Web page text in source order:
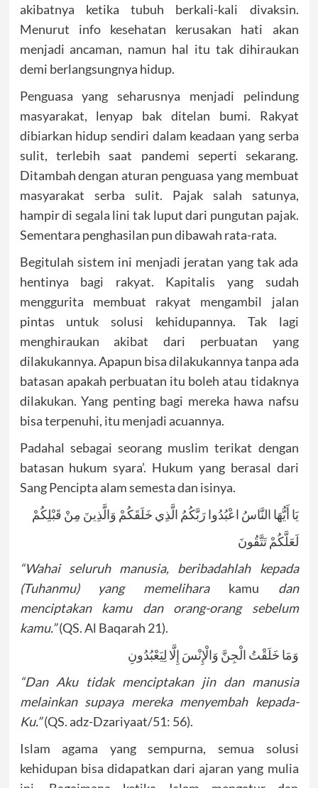
akibatnya ketika tubuh berkali-kali divaksin.
Menurut info kesehatan kerusakan hati akan
menjadi ancaman, namun hal itu tak dihiraukan
demi berlangsungnya hidup.
Penguasa yang seharusnya menjadi pelindung
masyarakat, lenyap bak ditelan bumi. Rakyat
dibiarkan hidup sendiri dalam keadaan yang serba
sulit, terlebih saat pandemi seperti sekarang.
Ditambah dengan aturan penguasa yang membuat
masyarakat serba sulit. Pajak salah satunya,
hampir di segala lini tak luput dari pungutan pajak.
Sementara penghasilan pun dibawah rata-rata.
Begitulah sistem ini menjadi jeratan yang tak ada
hentinya bagi rakyat. Kapitalis yang sudah
menggurita membuat rakyat mengambil jalan
pintas untuk solusi kehidupannya. Tak lagi
menghiraukan akibat dari perbuatan yang
dilakukannya. Apapun bisa dilakukannya tanpa ada
batasan apakah perbuatan itu boleh atau tidaknya
dilakukan. Yang penting bagi mereka hawa nafsu
bisa terpenuhi, itu menjadi acuannya.
Padahal sebagai seorang muslim terikat dengan
batasan hukum syara’. Hukum yang berasal dari
Sang Pencipta alam semesta dan isinya.
يَا أَيُّهَا النَّاسُ اعْبُدُوا رَبَّكُمُ الَّذِي خَلَقَكُمْ وَالَّذِينَ مِنْ قَبْلِكُمْ
لَعَلَّكُمْ تَتَّقُونَ
“Wahai seluruh manusia, beribadahlah kepada
(Tuhanmu) yang memeliharakamu dan
menciptakan kamu dan orang-orang sebelum
kamu.”(QS. Al Baqarah 21).
وَمَا خَلَقْتُ الْجِنَّ وَالْإِنْسَ إِلَّا لِيَعْبُدُونِ
“Dan Aku tidak menciptakan jin dan manusia
melainkan supaya mereka menyembah kepada-
Ku.”(QS. adz-Dzariyaat/51: 56).
Islam agama yang sempurna, semua solusi
kehidupan bisa didapatkan dari ajaran yang mulia